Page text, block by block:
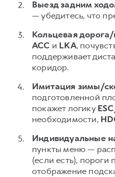
Выезд задним
— убедитесь, что
Кольцевая
ACC и LKA,
поддерживает
коридор.
Имитация зимы/
подготовленной
покажет логику
необходимости,
Индивидуальные
пункты меню —
(если есть),
отображение